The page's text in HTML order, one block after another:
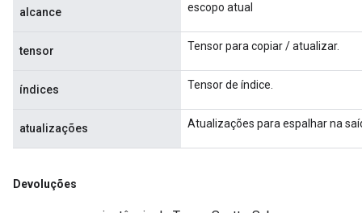
alcance escopo atual
tensor Tensor para copiar / atualizar.
índices Tensor de índice.
atualizações Atualizações para espalhar na
Devoluções